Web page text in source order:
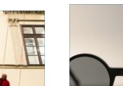
tunge at
som